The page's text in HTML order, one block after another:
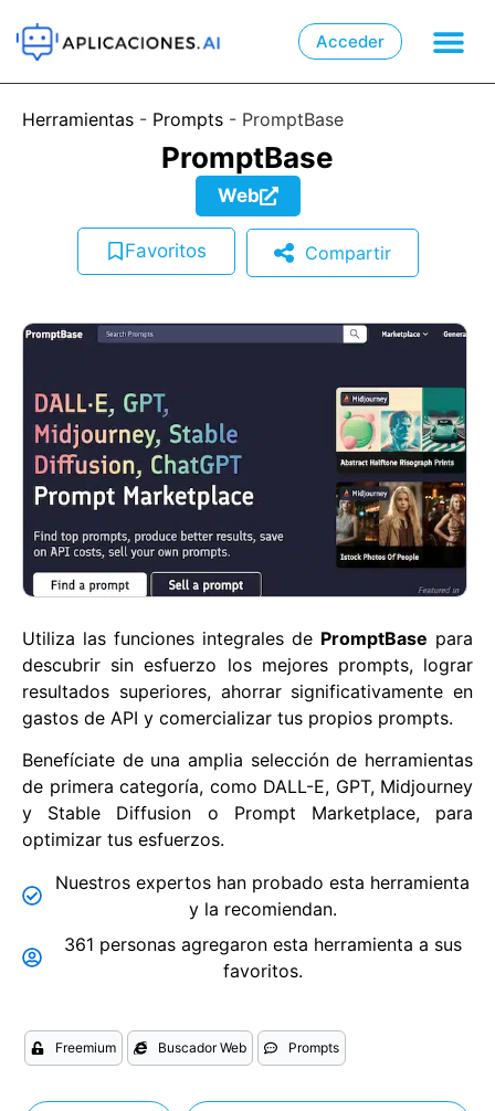
Acceder
Herramientas - Prompts - PromptBase
PromptBase
Web
Favoritos Compartir
Utiliza las funciones integrales de PromptBase para
descubrir sin esfuerzo los mejores prompts, lograr
resultados superiores, ahorrar significativamente en
gastos de API y comercializar tus propios prompts.
Benefíciate de una amplia selección de herramientas
de primera categoría, como DALL-E, GPT, Midjourney
y Stable Diffusion o Prompt Marketplace, para
optimizar tus esfuerzos.
Nuestros expertos han probado esta herramienta
y la recomiendan.
361 personas agregaron esta herramienta a sus
favoritos.
Freemium Buscador Web Prompts